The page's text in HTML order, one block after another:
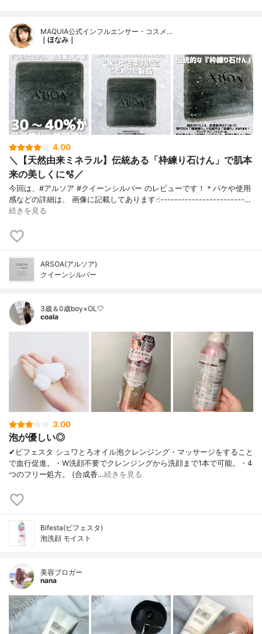
MAQUIA公式インフルエンサー・コスメ…
｜ほなみ｜
4.00
＼【天然由来ミネラル】伝統ある「枠練り石けん」で肌本
来の美しくに🫧／
今回は、#アルソア #クイーンシルバー のレビューです！＊パケや使用
感などの詳細は、 画像に記載してあります☝︎------------------------…
続きを見る
ARSOA(アルソア)
クイーンシルバー
3歳＆0歳boy×OL🤍
coala
3.00
泡が優しい◎
✔︎ビフェスタ シュワとろオイル泡クレンジング・マッサージをすること
で血行促進。・W洗顔不要でクレンジングから洗顔まで1本で可能。・4
つのフリー処方。 (合成香…続きを見る
Bifesta(ビフェスタ)
泡洗顔 モイスト
美容ブロガー
nana